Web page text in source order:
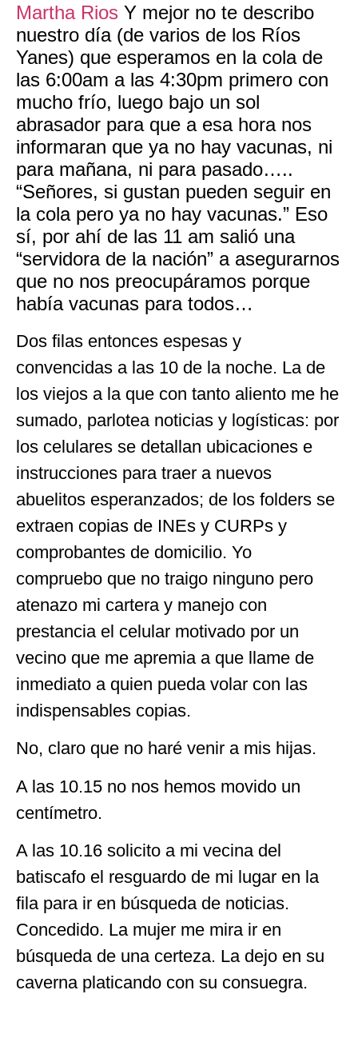
Martha Rios Y mejor no te describo
nuestro día (de varios de los Ríos
Yanes) que esperamos en la cola de
las 6:00am a las 4:30pm primero con
mucho frío, luego bajo un sol
abrasador para que a esa hora nos
informaran que ya no hay vacunas, ni
para mañana, ni para pasado…..
“Señores, si gustan pueden seguir en
la cola pero ya no hay vacunas.” Eso
sí, por ahí de las 11 am salió una
“servidora de la nación” a asegurarnos
que no nos preocupáramos porque
había vacunas para todos…
Dos filas entonces espesas y
convencidas a las 10 de la noche. La de
los viejos a la que con tanto aliento me he
sumado, parlotea noticias y logísticas: por
los celulares se detallan ubicaciones e
instrucciones para traer a nuevos
abuelitos esperanzados; de los folders se
extraen copias de INEs y CURPs y
comprobantes de domicilio. Yo
compruebo que no traigo ninguno pero
atenazo mi cartera y manejo con
prestancia el celular motivado por un
vecino que me apremia a que llame de
inmediato a quien pueda volar con las
indispensables copias.
No, claro que no haré venir a mis hijas.
A las 10.15 no nos hemos movido un
centímetro.
A las 10.16 solicito a mi vecina del
batiscafo el resguardo de mi lugar en la
fila para ir en búsqueda de noticias.
Concedido. La mujer me mira ir en
búsqueda de una certeza. La dejo en su
caverna platicando con su consuegra.